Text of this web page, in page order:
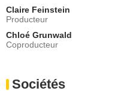
Claire Feinstein
Producteur
Chloé Grunwald
Coproducteur
Sociétés